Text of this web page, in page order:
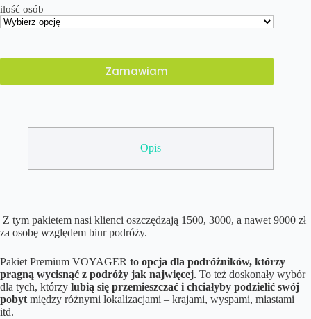
ilość osób
Zamawiam
Opis
Z tym pakietem nasi klienci oszczędzają 1500, 3000, a nawet 9000 zł
za osobę względem biur podróży.
Pakiet Premium VOYAGER to opcja dla podróżników, którzy
pragną wycisnąć z podróży jak najwięcej. To też doskonały wybór
dla tych, którzy lubią się przemieszczać i chciałyby podzielić swój
pobyt między różnymi lokalizacjami – krajami, wyspami, miastami
itd.